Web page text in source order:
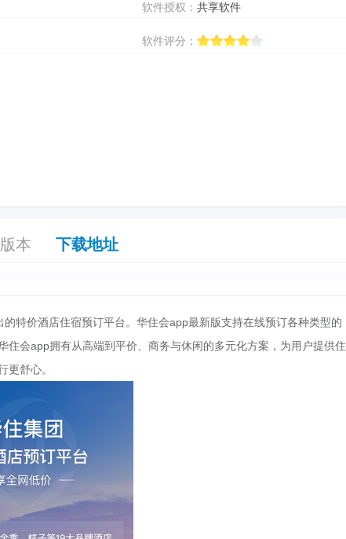
软件授权： 共享软件
软件评分：
本 下载地址
特价酒店住宿预订平台。华住会app最新版支持在线预订各种类型的
住会app拥有从高端到平价、商务与休闲的多元化方案，为用户提供住
更舒心。